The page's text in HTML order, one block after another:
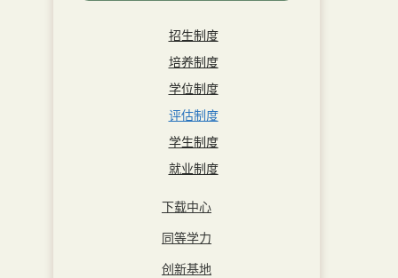
招生制度
培养制度
学位制度
评估制度
学生制度
就业制度
下载中心
同等学力
创新基地